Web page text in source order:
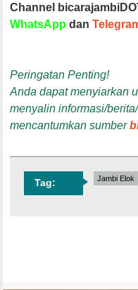
Channel
WhatsApp dan
Peringatan Penting!
Anda dapat menyiarkan
menyalin informasi/
mencantumkan sumber
Tag: Jambi Elok